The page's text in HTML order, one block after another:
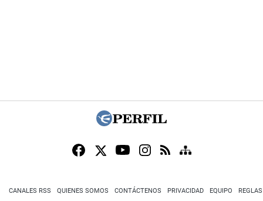
CANALES RSS QUIENES SOMOS CONTÁCTENOS PRIVACIDAD EQUIPO